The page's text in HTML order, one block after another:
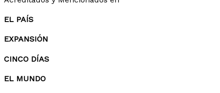
EL PAÍS
EXPANSIÓN
CINCO DÍAS
EL MUNDO